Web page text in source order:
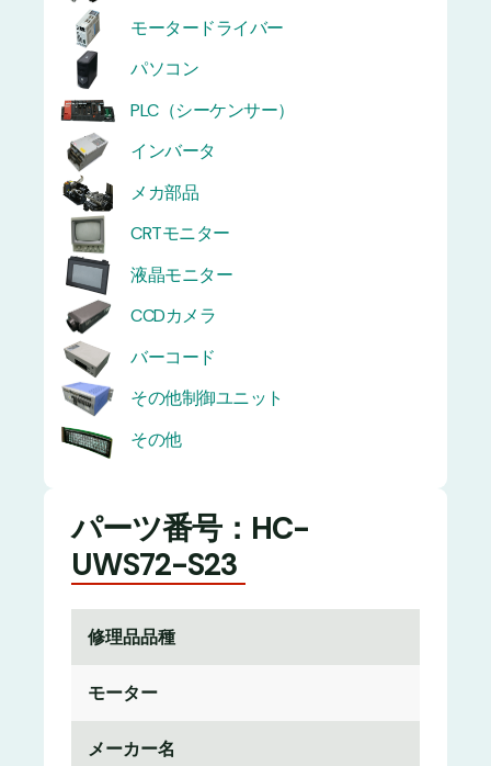
モータードライバー
パソコン
PLC（シーケンサー）
インバータ
メカ部品
CRTモニター
液晶モニター
CCDカメラ
バーコード
その他制御ユニット
その他
パーツ番号：HC-
UWS72-S23
修理品品種
モーター
メーカー名